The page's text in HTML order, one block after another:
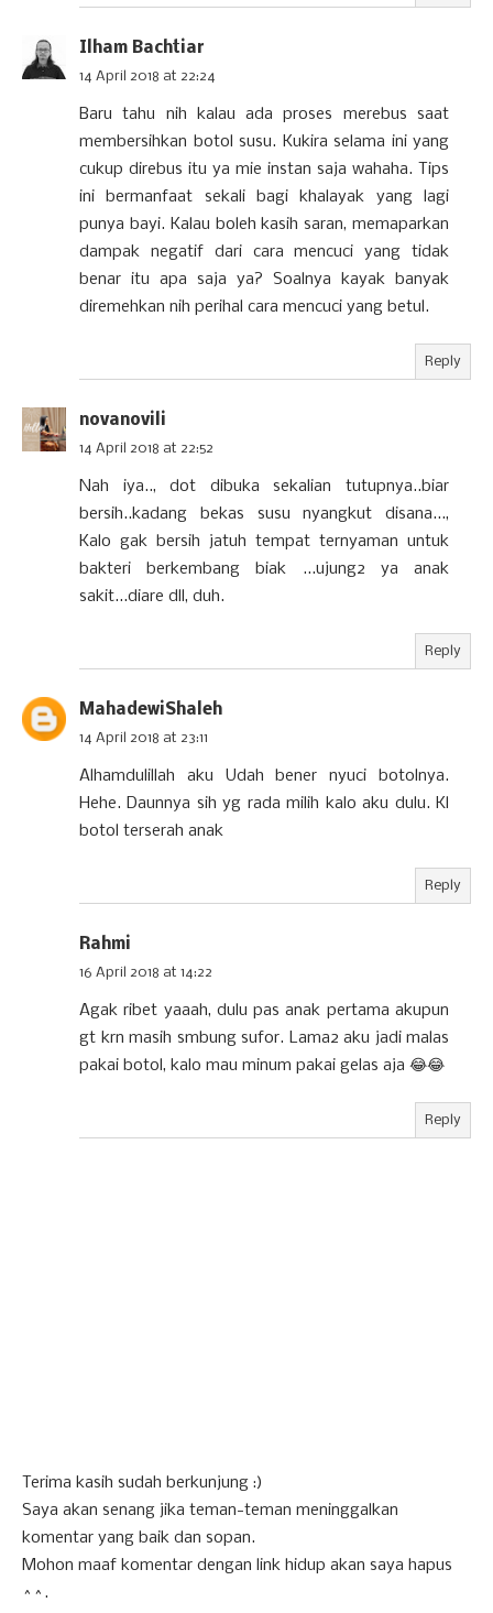
Ilham Bachtiar
14 April 2018 at 22:24
Baru tahu nih kalau ada proses merebus saat
membersihkan botol susu. Kukira selama ini yang
cukup direbus itu ya mie instan saja wahaha. Tips
ini bermanfaat sekali bagi khalayak yang lagi
punya bayi. Kalau boleh kasih saran, memaparkan
dampak negatif dari cara mencuci yang tidak
benar itu apa saja ya? Soalnya kayak banyak
diremehkan nih perihal cara mencuci yang betul.
Reply
novanovili
14 April 2018 at 22:52
Nah iya.., dot dibuka sekalian tutupnya..biar
bersih..kadang bekas susu nyangkut disana...,
Kalo gak bersih jatuh tempat ternyaman untuk
bakteri berkembang biak ...ujung2 ya anak
sakit...diare dll, duh.
Reply
MahadewiShaleh
14 April 2018 at 23:11
Alhamdulillah aku Udah bener nyuci botolnya.
Hehe. Daunnya sih yg rada milih kalo aku dulu. Kl
botol terserah anak
Reply
Rahmi
16 April 2018 at 14:22
Agak ribet yaaah, dulu pas anak pertama akupun
gt krn masih smbung sufor. Lama2 aku jadi malas
pakai botol, kalo mau minum pakai gelas aja 😂😂
Reply
Terima kasih sudah berkunjung :)
Saya akan senang jika teman-teman meninggalkan
komentar yang baik dan sopan.
Mohon maaf komentar dengan link hidup akan saya hapus
^^.